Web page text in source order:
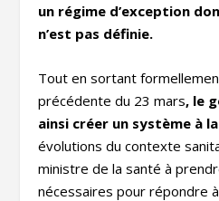
un régime d’exception
n’est pas définie.
Tout en sortant
précédente du 23 mars, le
ainsi créer un système à
évolutions du contexte
ministre de la santé à
nécessaires pour répondre